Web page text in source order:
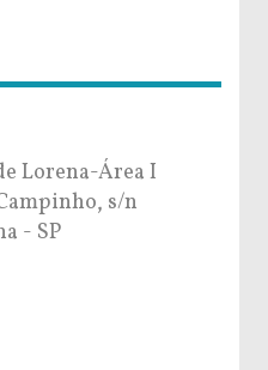
Lorena-Área I
s/n
- SP